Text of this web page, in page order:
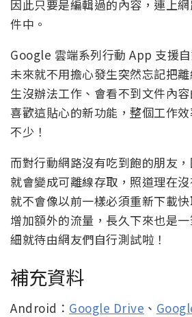
因此只要是編輯過的內容，連上
件中。
Google 雲端系列行動 App 支援自
未來就不用擔心發生突然忘記把
生沒辦法工作、會看不到文件內
喜歡這貼心的新功能，整個工作
不少！
而對行動網路沒有吃到飽的朋友
就會變成可離線存取，照道理在沒
就不會像以前一樣必須重新下載
增加額外的流量，長久下來也是
細就待由網友們自行測試啦！
補充資料
Android： Google Drive 、